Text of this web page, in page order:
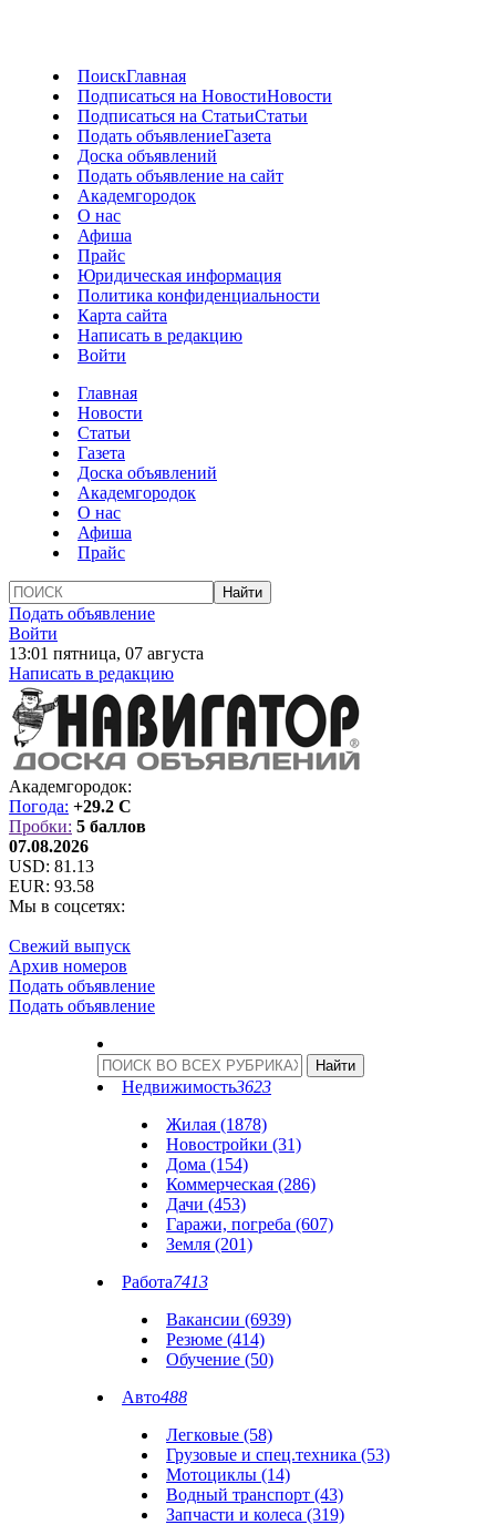
ПоискГлавная
Подписаться на НовостиНовости
Подписаться на СтатьиСтатьи
Подать объявлениеГазета
Доска объявлений
Подать объявление на сайт
Академгородок
О нас
Афиша
Прайс
Юридическая информация
Политика конфиденциальности
Карта сайта
Написать в редакцию
Войти
Главная
Новости
Статьи
Газета
Доска объявлений
Академгородок
О нас
Афиша
Прайс
Подать объявление
Войти
13:01 пятница, 07 августа
Написать в редакцию
Академгородок:
Погода: +29.2 C
Пробки: 5 баллов
07.08.2026
USD: 81.13
EUR: 93.58
Мы в соцсетях:
Свежий выпуск
Архив номеров
Подать объявление
Подать объявление
Недвижимость3623
Жилая (1878)
Новостройки (31)
Дома (154)
Коммерческая (286)
Дачи (453)
Гаражи, погреба (607)
Земля (201)
Работа7413
Вакансии (6939)
Резюме (414)
Обучение (50)
Авто488
Легковые (58)
Грузовые и спец.техника (53)
Мотоциклы (14)
Водный транспорт (43)
Запчасти и колеса (319)